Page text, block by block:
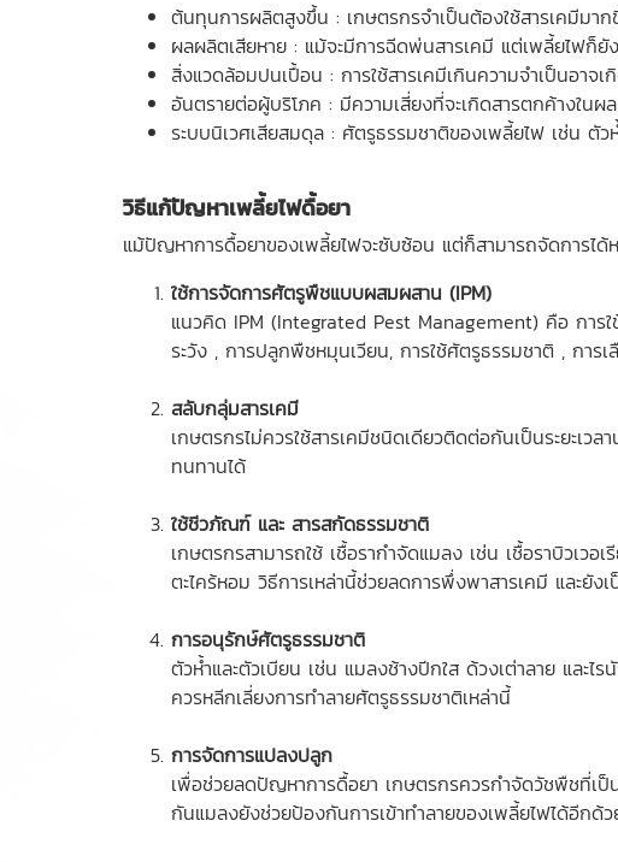
ต้นทุนการผลิตสูงขึ้น : เกษตรกรจำเป็นต้องใช้สารเคมีมา
ผลผลิตเสียหาย : แม้จะมีการฉีดพ่นสารเคมี แต่เพลี้ยไฟก็
สิ่งแวดล้อมปนเปื้อน : การใช้สารเคมีเกินความจำเป็นอาจ
อันตรายต่อผู้บริโภค : มีความเสี่ยงที่จะเกิดสารตกค้างใน
ระบบนิเวศเสียสมดุล : ศัตรูธรรมชาติของเพลี้ยไฟ เช่น ตั
วิธีแก้ปัญหาเพลี้ยไฟดื้อยา
แม้ปัญหาการดื้อยาของเพลี้ยไฟจะซับซ้อน แต่ก็สามารถจัดการไ
ใช้การจัดการศัตรูพืชแบบผสมผสาน (IPM)
แนวคิด IPM (Integrated Pest Management) คือ การใ
ระวัง , การปลูกพืชหมุนเวียน, การใช้ศัตรูธรรมชาติ , กา
สลับกลุ่มสารเคมี
เกษตรกรไม่ควรใช้สารเคมีชนิดเดียวติดต่อกันเป็นระยะ
ทนทานได้
ใช้ชีวภัณฑ์ และ สารสกัดธรรมชาติ
เกษตรกรสามารถใช้ เชื้อรากำจัดแมลง เช่น เชื้อราบิวเ
ตะไคร้หอม วิธีการเหล่านี้ช่วยลดการพึ่งพาสารเคมี และยัง
การอนุรักษ์ศัตรูธรรมชาติ
ตัวห้ำและตัวเบียน เช่น แมลงช้างปีกใส ด้วงเต่าลาย และ
ควรหลีกเลี่ยงการทำลายศัตรูธรรมชาติเหล่านี้
การจัดการแปลงปลูก
เพื่อช่วยลดปัญหาการดื้อยา เกษตรกรควรกำจัดวัชพืชที่เป็
กันแมลงยังช่วยป้องกันการเข้าทำลายของเพลี้ยไฟได้อีกด้